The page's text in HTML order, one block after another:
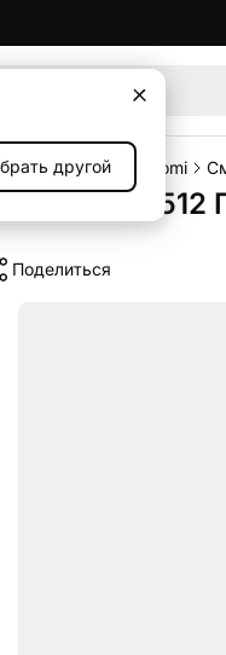
другой
Смартфоны Xiaomi
Pro 12/
Поделиться